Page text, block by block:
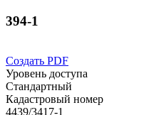
394-1
Создать PDF
Уровень доступа
Стандартный
Кадастровый номер
4439/3417-1